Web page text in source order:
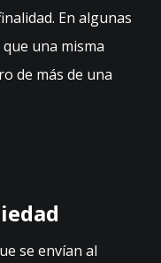
En algunas
una misma
de más de una
se envían al